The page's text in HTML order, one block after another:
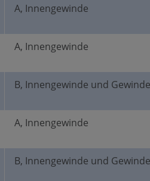
A, Innengewinde
A, Innengewinde
B, Innengewinde und
A, Innengewinde
B, Innengewinde und